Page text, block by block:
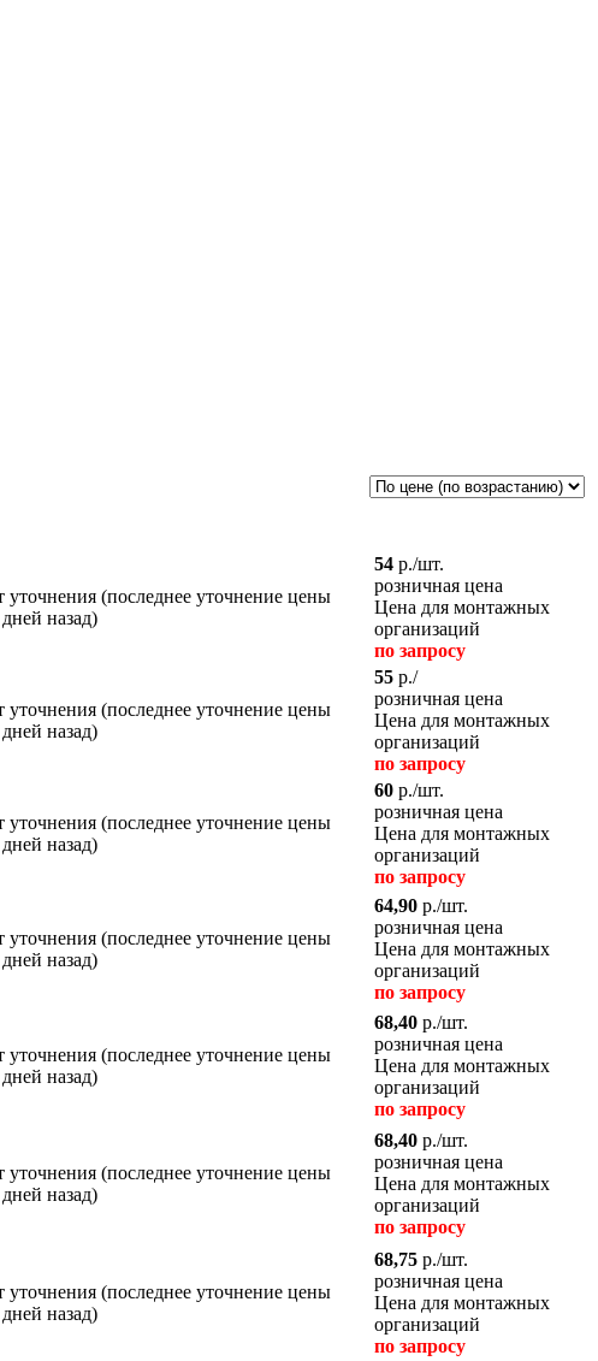
54 р./шт.
розничная цена
Цена для монтажных
организаций
по запросу
55 р./
розничная цена
Цена для монтажных
организаций
по запросу
60 р./шт.
розничная цена
Цена для монтажных
организаций
по запросу
64,90 р./шт.
розничная цена
Цена для монтажных
организаций
по запросу
68,40 р./шт.
розничная цена
Цена для монтажных
организаций
по запросу
68,40 р./шт.
розничная цена
Цена для монтажных
организаций
по запросу
68,75 р./шт.
розничная цена
Цена для монтажных
организаций
по запросу